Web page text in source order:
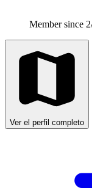
Member since
Ver el perfil completo